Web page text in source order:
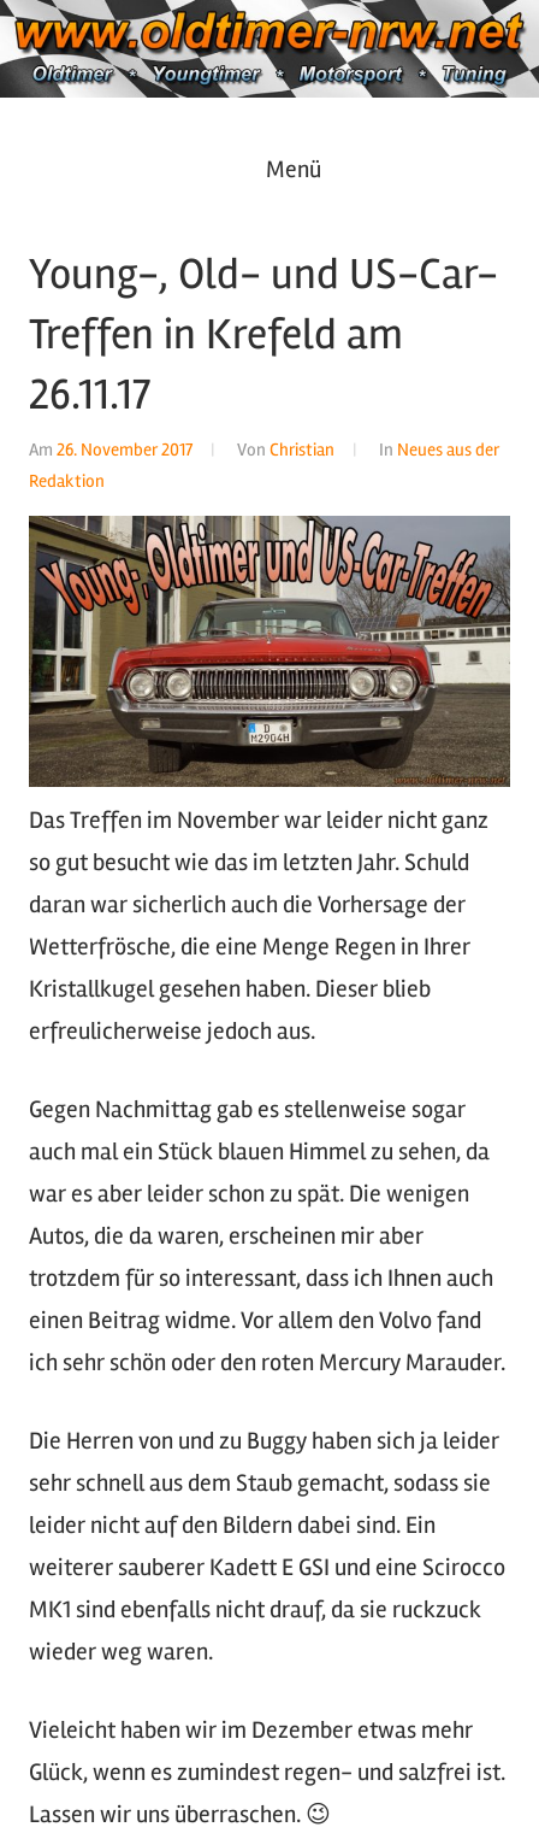
Zum
Inhalt
springen
https://oldtimer-
Motorsport
Tuning
Menü
Young-, Old- und US-Car-
Treffen in Krefeld am
26.11.17
Am 26. November 2017 Von Christian In Neues aus der
Redaktion
Das Treffen im November war leider nicht ganz
so gut besucht wie das im letzten Jahr. Schuld
daran war sicherlich auch die Vorhersage der
Wetterfrösche, die eine Menge Regen in Ihrer
Kristallkugel gesehen haben. Dieser blieb
erfreulicherweise jedoch aus.
Gegen Nachmittag gab es stellenweise sogar
auch mal ein Stück blauen Himmel zu sehen, da
war es aber leider schon zu spät. Die wenigen
Autos, die da waren, erscheinen mir aber
trotzdem für so interessant, dass ich Ihnen auch
einen Beitrag widme. Vor allem den Volvo fand
ich sehr schön oder den roten Mercury Marauder.
Die Herren von und zu Buggy haben sich ja leider
sehr schnell aus dem Staub gemacht, sodass sie
leider nicht auf den Bildern dabei sind. Ein
weiterer sauberer Kadett E GSI und eine Scirocco
MK1 sind ebenfalls nicht drauf, da sie ruckzuck
wieder weg waren.
Vieleicht haben wir im Dezember etwas mehr
Glück, wenn es zumindest regen- und salzfrei ist.
Lassen wir uns überraschen. 😉